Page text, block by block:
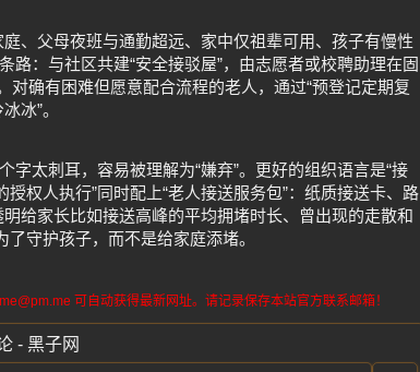
、父母夜班与通勤超远、家中仅祖辈可用、孩子有慢性
路：与社区共建“安全接驳屋”，由志愿者或校聘助理在固
确有困难但愿意配合流程的老人，通过“预登记定期复
冰”。
字太刺耳，容易被理解为“嫌弃”。更好的组织语言是“接
权人执行”同时配上“老人接送服务包”：纸质接送卡、路
给家长比如接送高峰的平均拥堵时长、曾出现的走散和
守护孩子，而不是给家庭添堵。
可自动获得最新网址。请记录保存本站官方联系邮箱！
- 黑子网